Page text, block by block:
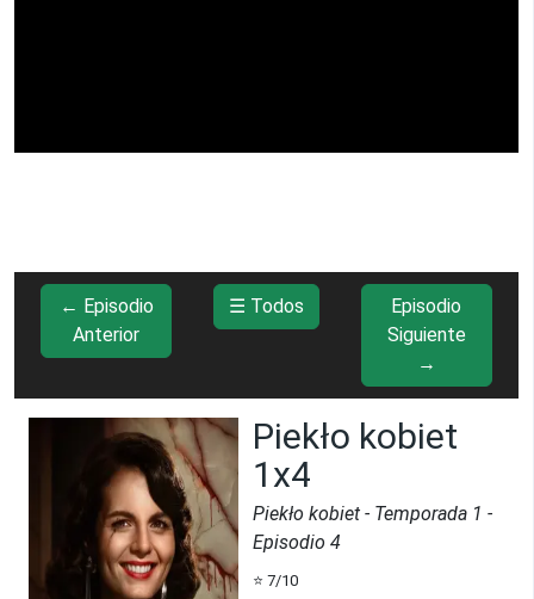
← Episodio
Anterior
☰ Todos
Episodio
Siguiente
→
Piekło kobiet
1x4
Piekło kobiet - Temporada 1 -
Episodio 4
⭐ 7/10